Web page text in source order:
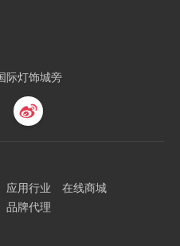
际灯饰城旁
应用行业
在线商城
品牌代理